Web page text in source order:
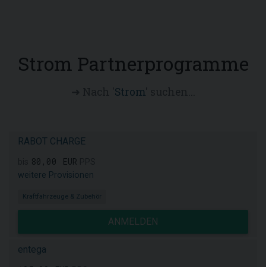
Strom Partnerprogramme
Strom' suchen...
RABOT CHARGE
80,00 EUR
weitere Provisionen
Kraftfahrzeuge & Zubehör
ANMELDEN
entega